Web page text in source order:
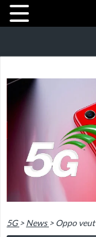
5G >News >Oppo